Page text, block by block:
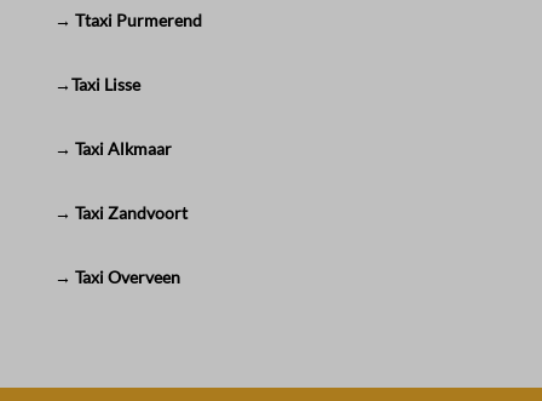
→ Ttaxi Purmerend
→Taxi Lisse
→ Taxi Alkmaar
→ Taxi Zandvoort
→ Taxi Overveen